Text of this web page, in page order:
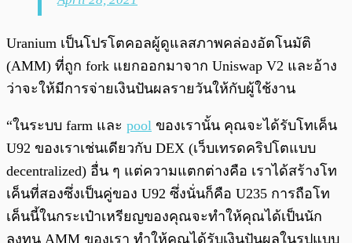
Uranium เป็นโปรโตคอลผู้ดูแลสภาพคล่องอัตโนมัติ
(AMM) ที่ถูก fork แยกออกมาจาก Uniswap V2 และอ้าง
ว่าจะให้มีการจ่ายเงินปันผลรายวันให้กับผู้ใช้งาน
“ในระบบ farm และ pool ของเรานั้น คุณจะได้รับโทเค็น
U92 ของเราเช่นเดียวกับ DEX (เว็บเทรดคริปโตแบบ
decentralized) อื่น ๆ แต่ความแตกต่างคือ เราได้สร้างโท
เค็นที่สองซึ่งเป็นคู่ของ U92 ซึ่งนั่นก็คือ U235 การถือโท
เค็นนี้ในกระเป๋าเหรียญของคุณจะทำให้คุณได้เป็นนัก
ลงทุน AMM ของเรา ทำให้คุณได้รับเงินปันผลในรูปแบบ